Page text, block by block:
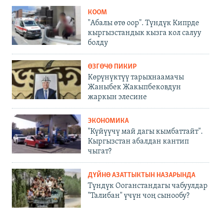
КООМ
"Абалы өтө оор". Түндүк Кипрде
кыргызстандык кызга кол салуу
болду
ӨЗГӨЧӨ ПИКИР
Көрүнүктүү тарыхнаамачы
Жаныбек Жакыпбековдун
жаркын элесине
ЭКОНОМИКА
"Күйүүчү май дагы кымбаттайт".
Кыргызстан абалдан кантип
чыгат?
ДҮЙНӨ АЗАТТЫКТЫН НАЗАРЫНДА
Түндүк Ооганстандагы чабуулдар
"Талибан" үчүн чоң сынообу?